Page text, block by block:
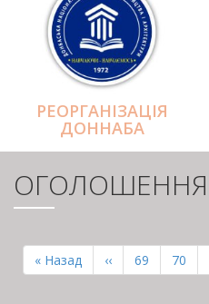
РЕОРГАНІЗАЦІЯ
ДОННАБА
ОГОЛОШЕННЯ
СТОРІНКИ
Перша
сторінка
« Назад
Попередня
сторінка
‹‹ Page
69 Page
70